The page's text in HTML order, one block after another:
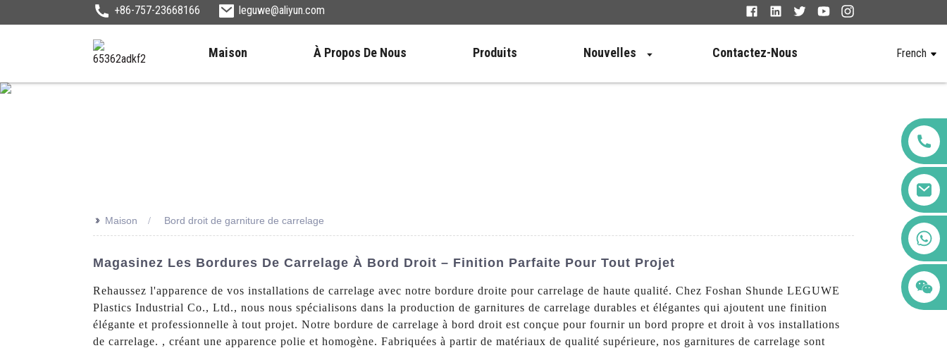
+86-757-23668166 leguwe@aliyun.com
Maison À Propos De Nous Produits Nouvelles Contactez-Nous French
+86 123456789122
>> Maison Bord droit de garniture de carrelage
Magasinez Les Bordures De Carrelage À Bord Droit – Finition Parfaite Pour Tout Projet
Rehaussez l'apparence de vos installations de carrelage avec notre bordure droite pour carrelage de haute qualité. Chez Foshan Shunde LEGUWE
Plastics Industrial Co., Ltd., nous nous spécialisons dans la production de garnitures de carrelage durables et élégantes qui ajoutent une finition
élégante et professionnelle à tout projet. Notre bordure de carrelage à bord droit est conçue pour fournir un bord propre et droit à vos installations
de carrelage. , créant une apparence polie et homogène. Fabriquées à partir de matériaux de qualité supérieure, nos garnitures de carrelage sont